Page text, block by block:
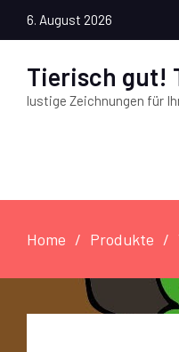
6. August 2026
Tierisch gut!
lustige Zeichnungen für
Home Produkte